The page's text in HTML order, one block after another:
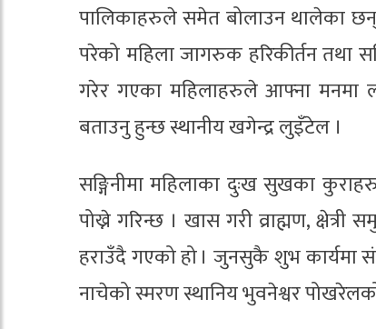
पालिकाहरुले समेत बोलाउन थालेका छन्
परेको महिला जागरुक हरिकीर्तन तथा
गरेर गएका महिलाहरुले आफ्ना मनमा
बताउनु हुन्छ स्थानीय खगेन्द्र लुइँटेल ।
सङ्गिनीमा महिलाका दुःख सुखका
पोख्ने गरिन्छ । खास गरी व्राह्मण,
हराउँदै गएको हो । जुनसुकै शुभ कार्यमा
नाचेको स्मरण स्थानिय भुवनेश्वर